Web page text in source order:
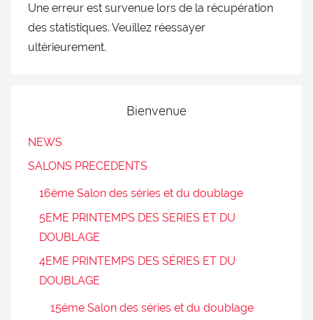
Une erreur est survenue lors de la récupération
des statistiques. Veuillez réessayer
ultérieurement.
Bienvenue
NEWS
SALONS PRECEDENTS
16ème Salon des séries et du doublage
5EME PRINTEMPS DES SERIES ET DU
DOUBLAGE
4EME PRINTEMPS DES SÉRIES ET DU
DOUBLAGE
15éme Salon des séries et du doublage